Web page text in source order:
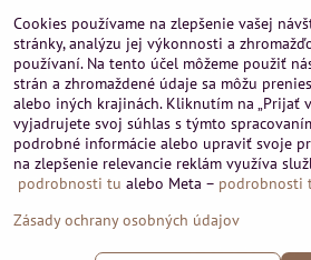
Hurbanová 3807/21, 03601 Martin
Prevádzka a obchodné informácie :
A-PEMA, s.r.o.
Severná 14, 03601 Martin
+421 911 532545
+421 903 807209
©2026Copyright
Cookies používame na zlepšenie vašej
stránky, analýzu jej výkonnosti a
používaní. Na tento účel môžeme použiť
strán a zhromaždené údaje sa môžu
alebo iných krajinách. Kliknutím na „Prijať
vyjadrujete svoj súhlas s týmto
podrobné informácie alebo upraviť svoje
na zlepšenie relevancie reklám využíva
podrobnosti tu alebo Meta – podrobnosti
Zásady ochrany osobných údajov